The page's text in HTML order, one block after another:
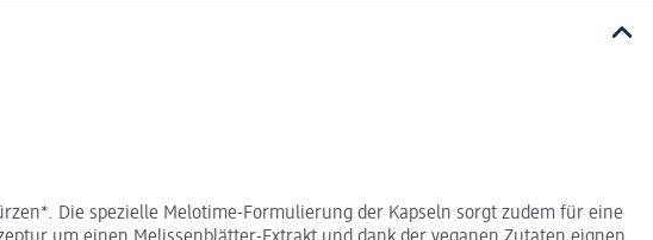
Die spezielle Melotime-Formulierung der Kapseln sorgt zudem für eine